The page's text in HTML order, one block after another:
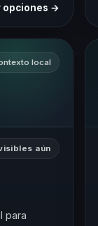
opciones →
local
aún
para